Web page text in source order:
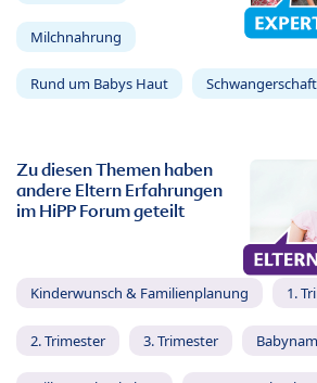
Milchnahrung
Rund um Babys Haut Schwangerschaft
Zu diesen Themen haben
andere Eltern Erfahrungen
im HiPP Forum geteilt
Kinderwunsch & Familienplanung 1.
2. Trimester 3. Trimester